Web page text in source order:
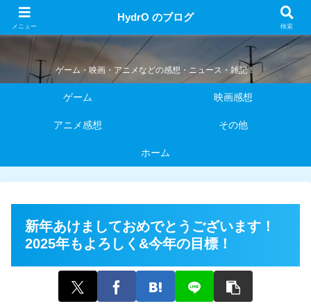
HydrO のブログ
ゲーム・映画・アニメなどの感想・ニュース・雑記！
ゲーム 映画感想
アニメ感想 その他
ホーム
新年あけましておめでとうございます！
2025年もよろしく&今年の目標！
メニュー
HydrO のブログ
検索